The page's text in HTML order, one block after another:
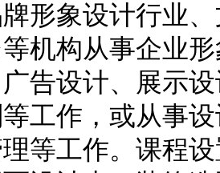
形象设计行业
机构从事企业
告设计、展示
工作，或从事
等工作。课程